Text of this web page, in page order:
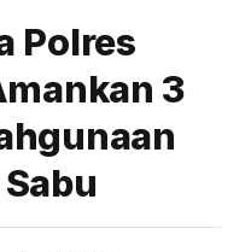
Polres
3